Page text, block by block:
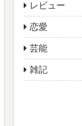
レビュー
恋愛
芸能
雑記